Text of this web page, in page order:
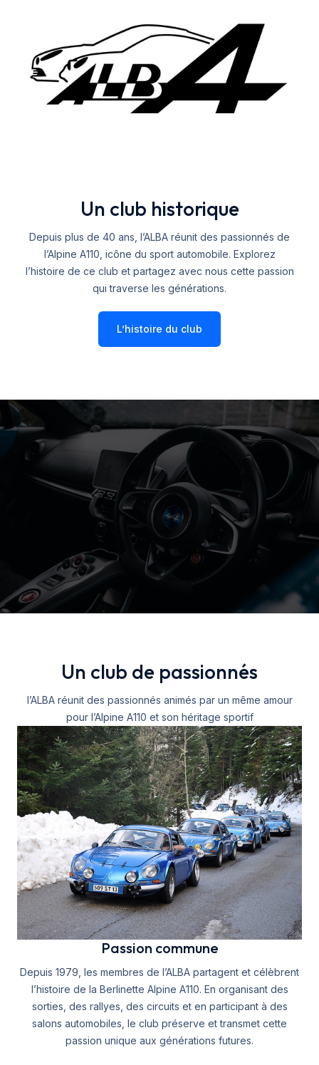
Un club historique
Depuis plus de 40 ans, l’ALBA réunit des passionnés de
l’Alpine A110, icône du sport automobile. Explorez
l’histoire de ce club et partagez avec nous cette passion
qui traverse les générations.
L’histoire du club
Un club de passionnés
l’ALBA réunit des passionnés animés par un même amour
pour l’Alpine A110 et son héritage sportif
Passion commune
Depuis 1979, les membres de l’ALBA partagent et célèbrent
l’histoire de la Berlinette Alpine A110. En organisant des
sorties, des rallyes, des circuits et en participant à des
salons automobiles, le club préserve et transmet cette
passion unique aux générations futures.